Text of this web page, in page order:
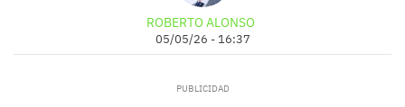
ROBERTO ALONSO
05/05/26 - 16:37